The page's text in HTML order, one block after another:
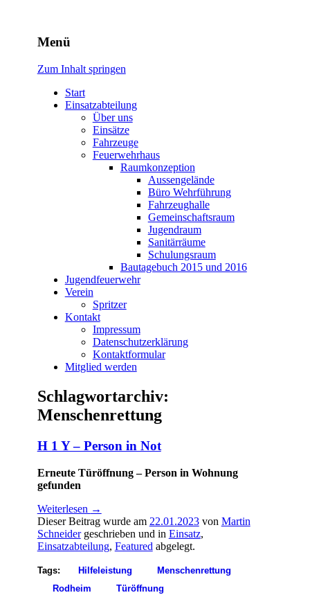
Freiwillige Feuerwehr
Rodheim v.d.H.
Menü
Zum Inhalt springen
Start
Einsatzabteilung
Über uns
Einsätze
Fahrzeuge
Feuerwehrhaus
Raumkonzeption
Aussengelände
Büro Wehrführung
Fahrzeughalle
Gemeinschaftsraum
Jugendraum
Sanitärräume
Schulungsraum
Bautagebuch 2015 und 2016
Jugendfeuerwehr
Verein
Spritzer
Kontakt
Impressum
Datenschutzerklärung
Kontaktformular
Mitglied werden
Schlagwortarchiv:
Menschenrettung
H 1 Y – Person in Not
Erneute Türöffnung – Person in Wohnung
gefunden
Weiterlesen →
Dieser Beitrag wurde am 22.01.2023von Martin
Schneidergeschrieben und in Einsatz,
Einsatzabteilung, Featured abgelegt.
Tags: Hilfeleistung
Menschenrettung
Rodheim
Türöffnung